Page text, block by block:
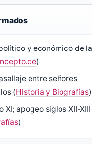
y económico de la
)
entre señores
(Historia y Biografías)
XI; apogeo siglos XII-XIII
)